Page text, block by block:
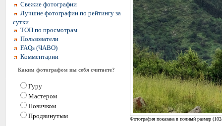
Свежие фотографии
Лучшие фотографии по рейтингу за
сутки
ТОП по просмотрам
Пользователи
FAQs (ЧАВО)
Комментарии
Каким фотографом вы себя считаете?
Гуру
Мастером
Новичком
Продвинутым
Фотография показана в полный размер (